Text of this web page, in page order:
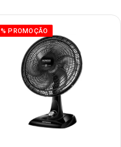
% PROMOÇÃO